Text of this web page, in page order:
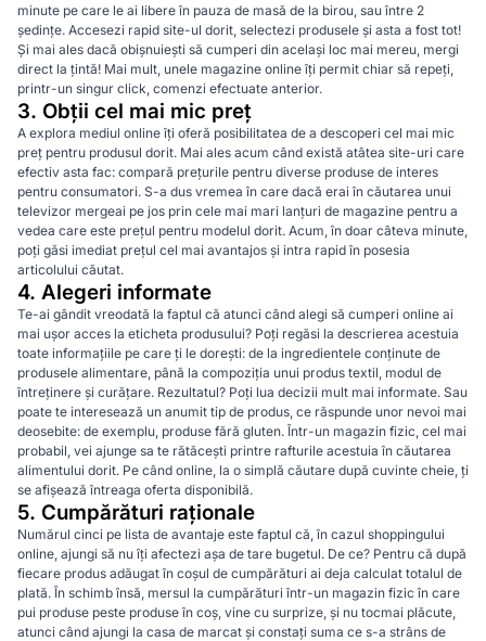
minute pe care le ai libere în pauza de masă de la birou, sau între 2
ședințe. Accesezi rapid site-ul dorit, selectezi produsele și asta a fost tot!
Și mai ales dacă obișnuiești să cumperi din același loc mai mereu, mergi
direct la țintă! Mai mult, unele magazine online îți permit chiar să repeți,
printr-un singur click, comenzi efectuate anterior.
3. Obții cel mai mic preț
A explora mediul online îți oferă posibilitatea de a descoperi cel mai mic
preț pentru produsul dorit. Mai ales acum când există atâtea site-uri care
efectiv asta fac: compară prețurile pentru diverse produse de interes
pentru consumatori. S-a dus vremea în care dacă erai în căutarea unui
televizor mergeai pe jos prin cele mai mari lanțuri de magazine pentru a
vedea care este prețul pentru modelul dorit. Acum, în doar câteva minute,
poți găsi imediat prețul cel mai avantajos și intra rapid în posesia
articolului căutat.
4. Alegeri informate
Te-ai gândit vreodată la faptul că atunci când alegi să cumperi online ai
mai ușor acces la eticheta produsului? Poți regăsi la descrierea acestuia
toate informațiile pe care ți le dorești: de la ingredientele conținute de
produsele alimentare, până la compoziția unui produs textil, modul de
întreținere și curățare. Rezultatul? Poți lua decizii mult mai informate. Sau
poate te interesează un anumit tip de produs, ce răspunde unor nevoi mai
deosebite: de exemplu, produse fără gluten. Într-un magazin fizic, cel mai
probabil, vei ajunge sa te rătăcești printre rafturile acestuia în căutarea
alimentului dorit. Pe când online, la o simplă căutare după cuvinte cheie, ți
se afișează întreaga oferta disponibilă.
5. Cumpărături raționale
Numărul cinci pe lista de avantaje este faptul că, în cazul shoppingului
online, ajungi să nu îți afectezi așa de tare bugetul. De ce? Pentru că după
fiecare produs adăugat în coșul de cumpărături ai deja calculat totalul de
plată. În schimb însă, mersul la cumpărături într-un magazin fizic în care
pui produse peste produse în coș, vine cu surprize, și nu tocmai plăcute,
atunci când ajungi la casa de marcat și constați suma ce s-a strâns de